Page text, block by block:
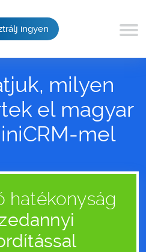
ingyen
milyen
el magyar
mel
hatékonyság